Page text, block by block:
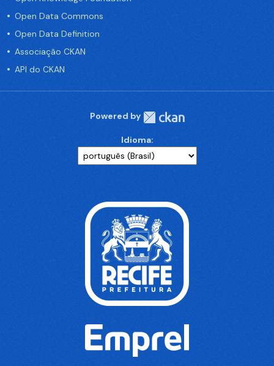
Open Data Commons
Open Data Definition
Associação CKAN
API do CKAN
Powered by
Idioma